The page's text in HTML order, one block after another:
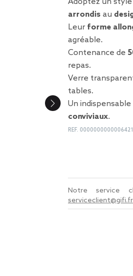
arrondis au
Leur forme
agréable.
Contenance de
repas.
Verre
tables.
Un
conviviaux.
REF.
Notre service
serviceclient@gifi.fr